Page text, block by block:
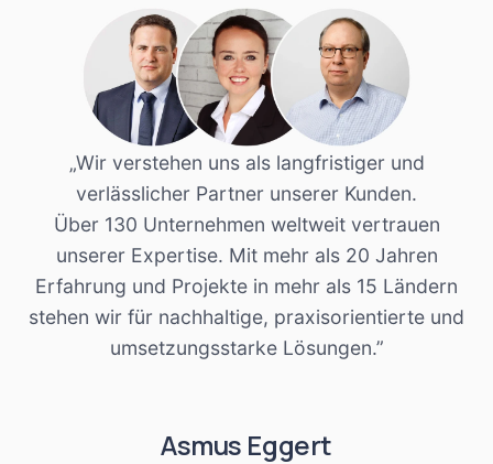
„Wir verstehen uns als langfristiger und
verlässlicher Partner unserer Kunden.
Über 130 Unternehmen weltweit vertrauen
unserer Expertise. Mit mehr als 20 Jahren
Erfahrung und Projekte in mehr als 15 Ländern
stehen wir für nachhaltige, praxisorientierte und
umsetzungsstarke Lösungen.”
Asmus Eggert